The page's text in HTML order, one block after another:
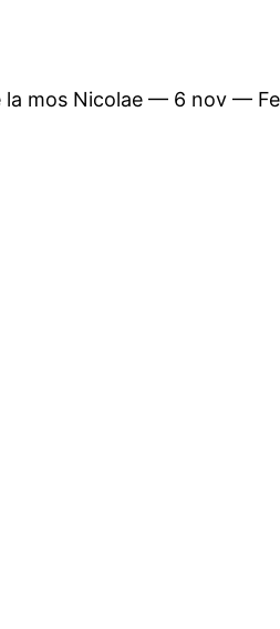
mos Nicolae — 6 nov —